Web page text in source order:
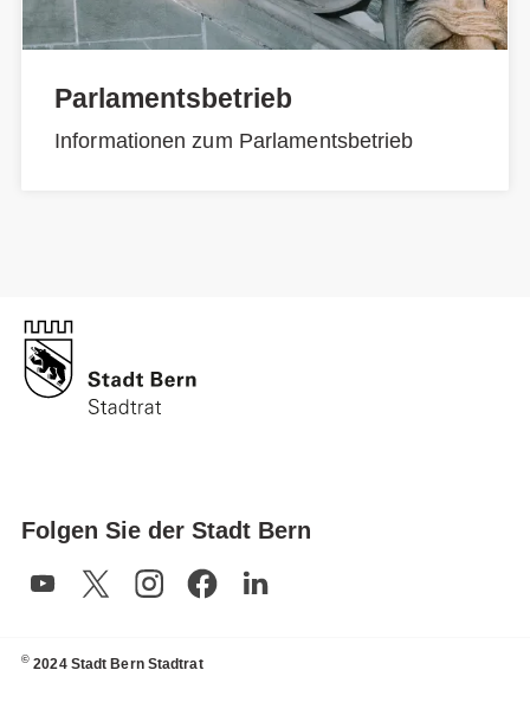
Parlamentsbetrieb
Informationen zum Parlamentsbetrieb
Folgen Sie der Stadt Bern
© 2024 Stadt Bern Stadtrat